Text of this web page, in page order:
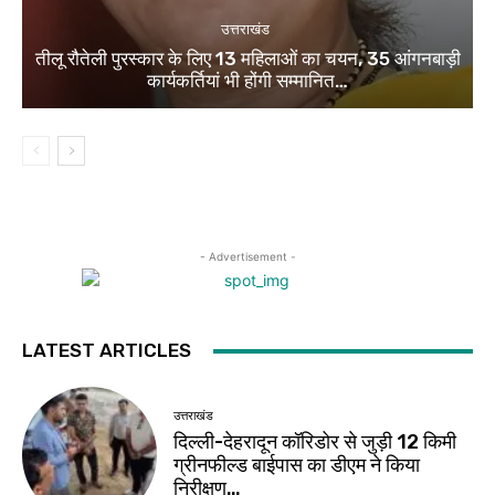
उत्तराखंड
तीलू रौतेली पुरस्कार के लिए 13 महिलाओं का चयन, 35 आंगनबाड़ी
कार्यकर्तियां भी होंगी सम्मानित…
- Advertisement -
LATEST ARTICLES
उत्तराखंड
दिल्ली-देहरादून कॉरिडोर से जुड़ी 12 किमी
ग्रीनफील्ड बाईपास का डीएम ने किया
निरीक्षण…